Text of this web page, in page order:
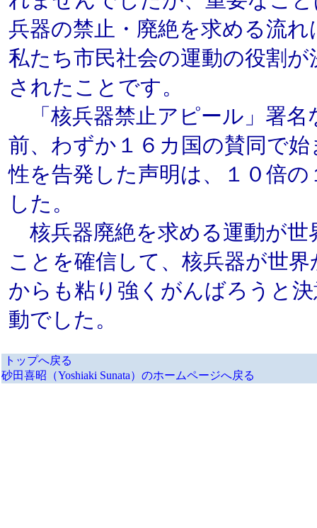
兵器の禁止・廃絶を求める流
私たち市民社会の運動の役割
されたことです。
「核兵器禁止アピール」署名
前、わずか１６カ国の賛同で
性を告発した声明は、１０倍
した。
核兵器廃絶を求める運動が世
ことを確信して、核兵器が世
からも粘り強くがんばろうと
動でした。
トップへ戻る
砂田喜昭（Yoshiaki Sunata）のホームページへ戻る